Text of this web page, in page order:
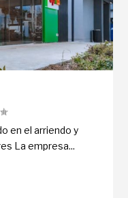
en el arriendo y
La empresa...